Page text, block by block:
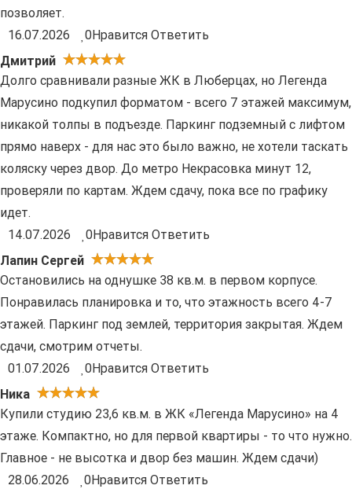
позволяет.
16.07.2026
0Нравится Ответить
Дмитрий
Долго сравнивали разные ЖК в Люберцах, но Легенда
Марусино подкупил форматом - всего 7 этажей максимум,
никакой толпы в подъезде. Паркинг подземный с лифтом
прямо наверх - для нас это было важно, не хотели таскать
коляску через двор. До метро Некрасовка минут 12,
проверяли по картам. Ждем сдачу, пока все по графику
идет.
14.07.2026
0Нравится Ответить
Лапин Сергей
Остановились на однушке 38 кв.м. в первом корпусе.
Понравилась планировка и то, что этажность всего 4-7
этажей. Паркинг под землей, территория закрытая. Ждем
сдачи, смотрим отчеты.
01.07.2026
0Нравится Ответить
Ника
Купили студию 23,6 кв.м. в ЖК «Легенда Марусино» на 4
этаже. Компактно, но для первой квартиры - то что нужно.
Главное - не высотка и двор без машин. Ждем сдачи)
28.06.2026
0Нравится Ответить